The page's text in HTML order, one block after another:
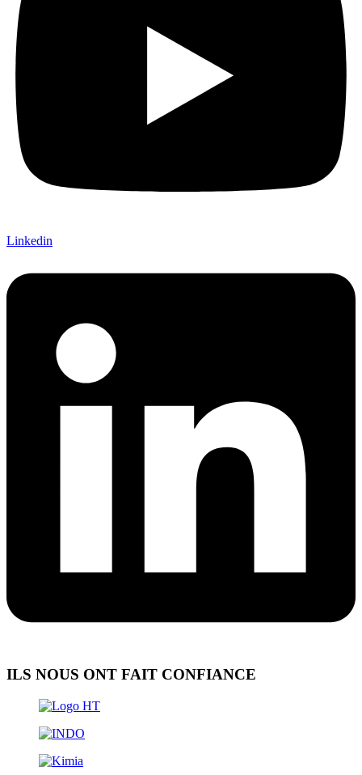
Linkedin
ILS NOUS ONT FAIT CONFIANCE